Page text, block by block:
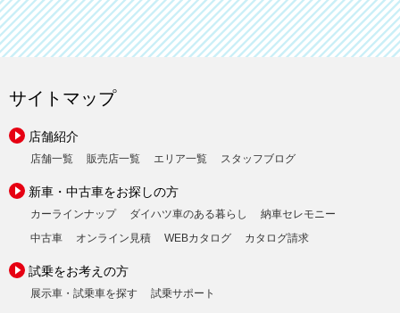
サイトマップ
店舗紹介
店舗一覧 販売店一覧 エリア一覧 スタッフブログ
新車・中古車をお探しの方
カーラインナップ ダイハツ車のある暮らし
納車セレモニー
中古車
オンライン見積 WEBカタログ カタログ請求
試乗をお考えの方
展示車・試乗車を探す 試乗サポート